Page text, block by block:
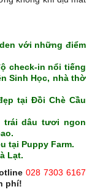
với những điểm
check-in nổi tiếng
Sinh Học, nhà thờ
tại Đồi Chè Cầu
dâu tươi ngon
tại Puppy Farm.
Lạt.
028 7303 6167
phí!